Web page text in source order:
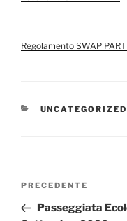
Regolamento SWAP
CATEGORIE
UNCATEGORIZED
Navigazione
Articolo
precedente:
PRECEDENTE
Passeggiata